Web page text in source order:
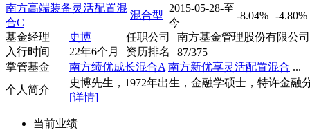
南方高端装备灵活配置混
合C
混合型
2015-05-28-至
今
-8.04% -4.80%
基金经理
史博 任职公司
南方基金管理股份有限公司
入行时间
22年6个月 资历排名
87/375
掌管基金
南方绩优成长混合A 南方新优享灵活配置混合 ...
个人简介
史博先生，1972年出生，金融学硕士，特许金融
[详情]
当前业绩